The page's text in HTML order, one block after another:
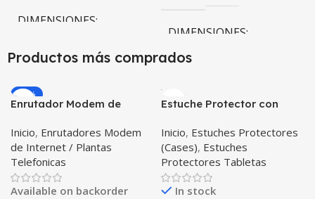
DIMENSIONES
10 × 10 × 10 cm
COLOR
DIMENSIONES
Productos más comprados
-20%
Enrutador Modem de
Libre Todo Operador 4G
LTE SIMCARD
Inicio, Enrutadores Modem
de Internet / Plantas
Telefonicas
Available on backorder
Estuche Protector con
Tablet Samsung Galaxy
Tab A8 10.5 2021 – 2022
SM-x200 SM-x205 Anti
golpes con soporte
Inicio, Estuches Protectores
(Cases), Estuches
Protectores Tabletas
In stock